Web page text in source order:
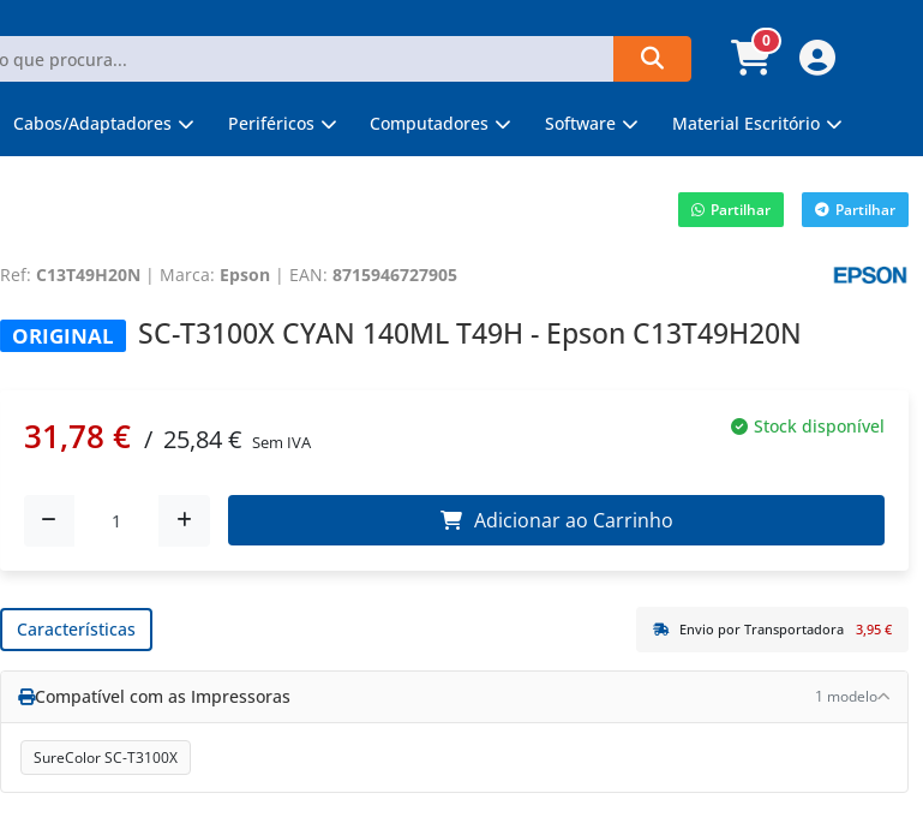
0
Cabos/Adaptadores Periféricos Computadores Software Material Escritório
Partilhar Partilhar
Ref: C13T49H20N | Marca: Epson | EAN: 8715946727905
ORIGINAL SC-T3100X CYAN 140ML T49H - Epson C13T49H20N
31,78 € / 25,84 € Sem IVA
Stock disponível
Adicionar ao Carrinho
Características Envio por Transportadora 3,95 €
Compatível com as Impressoras 1 modelo
SureColor SC-T3100X